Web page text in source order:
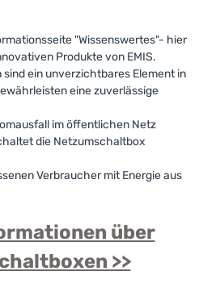
"Wissenswertes"- hier
Produkte von EMIS.
ein unverzichtbares Element in
eine zuverlässige
im öffentlichen Netz
die Netzumschaltbox
Verbraucher mit Energie aus
über
>>